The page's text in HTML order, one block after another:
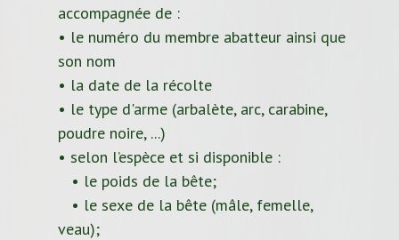
accompagnée de :
• le numéro du membre abatteur ainsi que
son nom
• la date de la récolte
• le type d'arme (arbalète, arc, carabine,
poudre noire, ...)
• selon l’espèce et si disponible :
• le poids de la bête;
• le sexe de la bête (mâle, femelle,
veau);